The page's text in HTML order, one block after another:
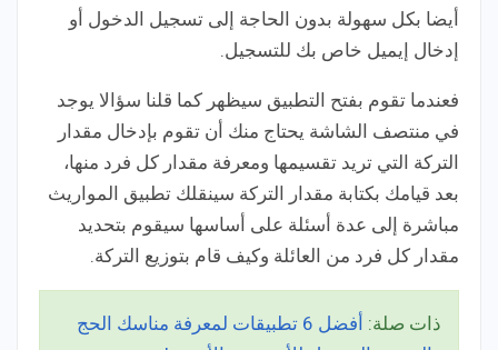
أيضا بكل سهولة بدون الحاجة إلى تسجيل الدخول أو
إدخال إيميل خاص بك للتسجيل.
فعندما تقوم بفتح التطبيق سيظهر كما قلنا سؤالا يوجد
في منتصف الشاشة يحتاج منك أن تقوم بإدخال مقدار
التركة التي تريد تقسيمها ومعرفة مقدار كل فرد منها،
بعد قيامك بكتابة مقدار التركة سينقلك تطبيق المواريث
مباشرة إلى عدة أسئلة على أساسها سيقوم بتحديد
مقدار كل فرد من العائلة وكيف قام بتوزيع التركة.
ذات صلة:
أفضل 6 تطبيقات لمعرفة مناسك الحج